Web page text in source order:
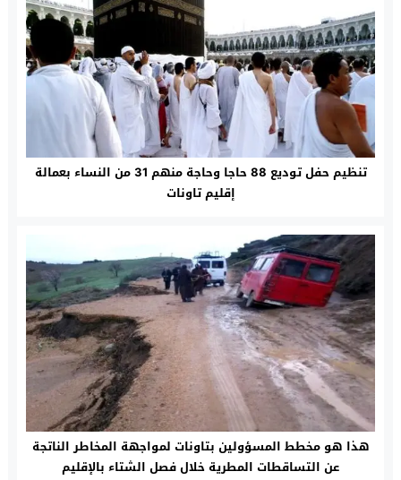
تنظيم حفل توديع 88 حاجا وحاجة منهم 31 من النساء بعمالة
إقليم تاونات
هذا هو مخطط المسؤولين بتاونات لمواجهة المخاطر الناتجة
عن التساقطات المطرية خلال فصل الشتاء بالإقليم